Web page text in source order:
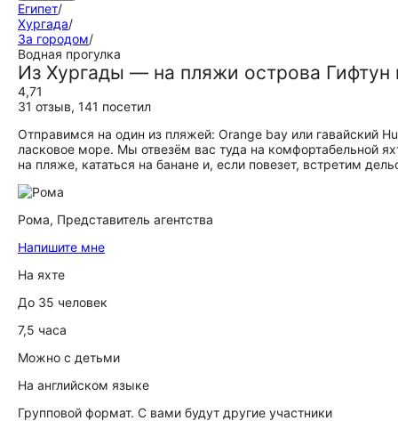
Египет/
Хургада/
За городом/
Водная прогулка
Из Хургады — на пляжи острова Гифтун
4,71
31 отзыв, 141 посетил
Отправимся на один из пляжей: Orange bay или гавайский
ласковое море. Мы отвезём вас туда на комфортабельной
на пляже, кататься на банане и, если повезет, встретим
Рома, Представитель агентства
Напишите мне
На яхте
До 35 человек
7,5 часа
Можно с детьми
На английском языке
Групповой формат. С вами будут другие участники